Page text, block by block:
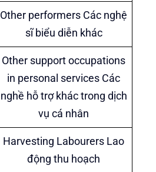
Other performers Các nghệ
sĩ biểu diễn khác
Other support occupations
in personal services Các
nghề hỗ trợ khác trong dịch
vụ cá nhân
Harvesting Labourers Lao
động thu hoạch